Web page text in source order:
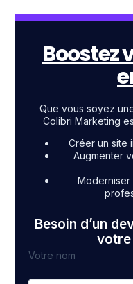
Boostez
Que vous soyez
Colibri Marketing
Créer un site
Augmenter
Moderniser
Besoin d’un
votre
Votre nom